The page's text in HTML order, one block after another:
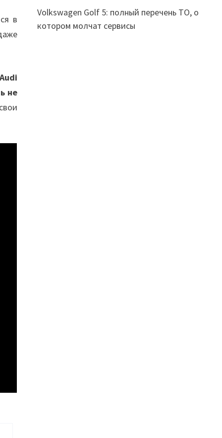
в
не
Volkswagen Golf 5: полный перечень ТО, о
котором молчат сервисы